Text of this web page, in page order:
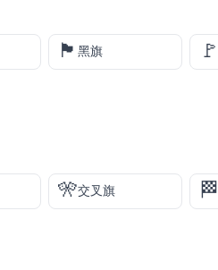
🏴 黑旗 🚩
🎌交叉旗 🏁